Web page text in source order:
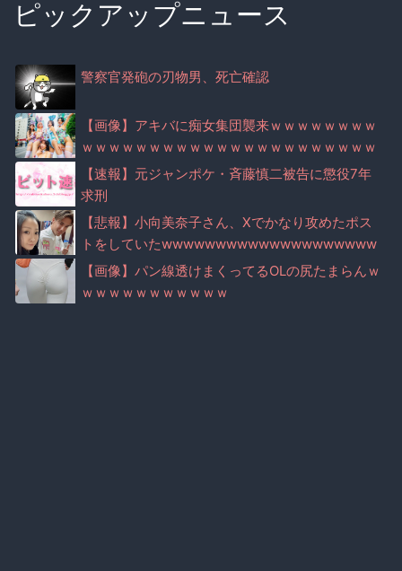
ピックアップニュース
警察官発砲の刃物男、死亡確認
【画像】アキバに痴女集団襲来ｗｗｗｗｗｗｗｗ
ｗｗｗｗｗｗｗｗｗｗｗｗｗｗｗｗｗｗｗｗｗｗ
ｗｗｗｗｗｗｗｗｗｗ
【速報】元ジャンポケ・斉藤慎二被告に懲役7年
求刑
【悲報】小向美奈子さん、Xでかなり攻めたポス
トをしていたwwwwwwwwwwwwwwwwwwww
wwww
【画像】パン線透けまくってるOLの尻たまらんｗ
ｗｗｗｗｗｗｗｗｗｗｗ